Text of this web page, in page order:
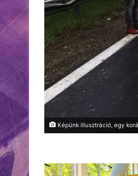
Képünk illusztráció, egy